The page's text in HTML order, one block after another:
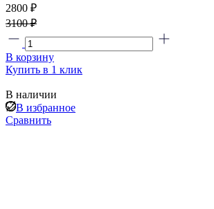
2800 ₽
3100 ₽
В корзину
Купить в 1 клик
В наличии
В избранное
Сравнить